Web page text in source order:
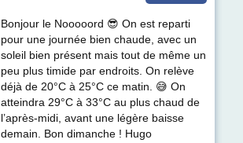
Bonjour le Nooooord 😎 On est reparti
pour une journée bien chaude, avec un
soleil bien présent mais tout de même un
peu plus timide par endroits. On relève
déjà de 20°C à 25°C ce matin. 😅 On
atteindra 29°C à 33°C au plus chaud de
l’après-midi, avant une légère baisse
demain. Bon dimanche ! Hugo